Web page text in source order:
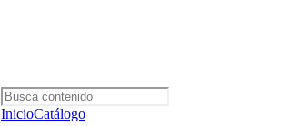
InicioCatálogo